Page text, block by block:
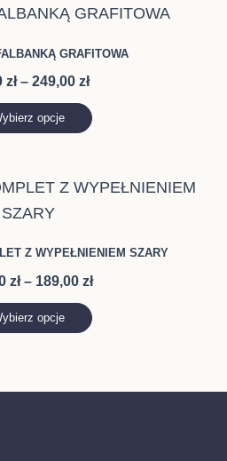
na
stronie
GRAFITOWA
zł – 249,00 zł
Zakres
od
do
opcje
Ten
wariantów.
wybrać
stronie
Z WYPEŁNIENIEM SZARY
zł – 189,00 zł
Zakres
do
189,00 zł
opcje
Ten
wariantów.
Opcje
na